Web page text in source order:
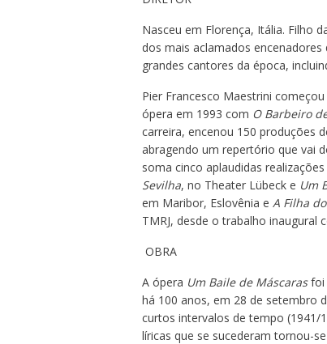
Nasceu em Florença, Itália. Filho
dos mais aclamados
grandes cantores da época,
Pier Francesco Maestrini
ópera em 1993 com O Barbeiro
carreira, encenou 150 produções
abragendo um repertório que vai
soma cinco aplaudidas
Sevilha, no Theater Lübeck e Um
em Maribor, Eslovênia e A Filha
TMRJ, desde o trabalho inaugural
OBRA
A ópera Um Baile de Máscarasfoi
há 100 anos, em 28 de setembro
curtos intervalos de tempo (1941/
líricas que se sucederam tornou-